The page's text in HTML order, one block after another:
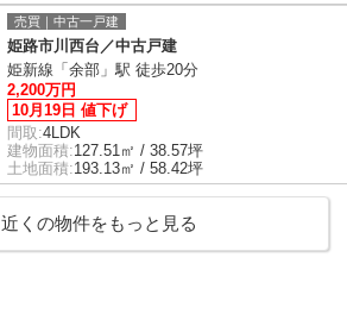
売買｜中古一戸建
姫路市川西台／中古戸建
姫新線「余部」駅 徒歩20分
2,200万円
10月19日 値下げ
間取:4LDK
建物面積:127.51㎡ / 38.57坪
土地面積:193.13㎡ / 58.42坪
近くの物件をもっと見る